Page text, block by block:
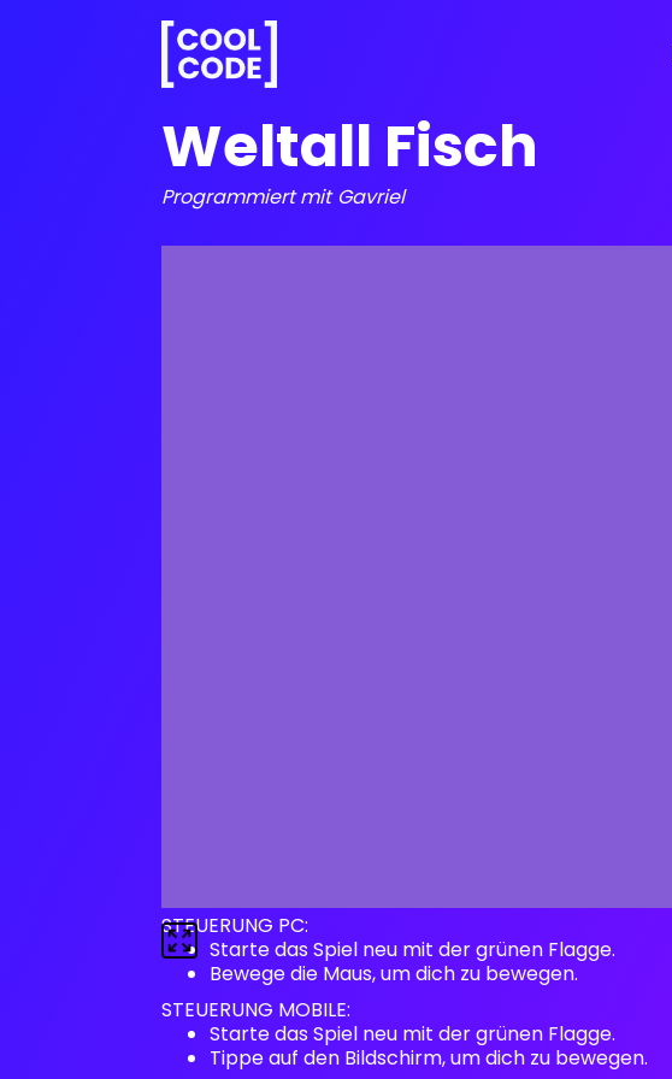
Weltall Fisch
Programmiert mit Gavriel
STEUERUNG PC:
Starte das Spiel neu mit der grünen Flagge.
Bewege die Maus, um dich zu bewegen.
STEUERUNG MOBILE:
Starte das Spiel neu mit der grünen Flagge.
Tippe auf den Bildschirm, um dich zu bewegen.